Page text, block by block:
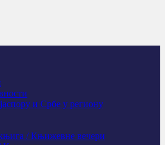
и Србе у региону
/ Књижевне вечери